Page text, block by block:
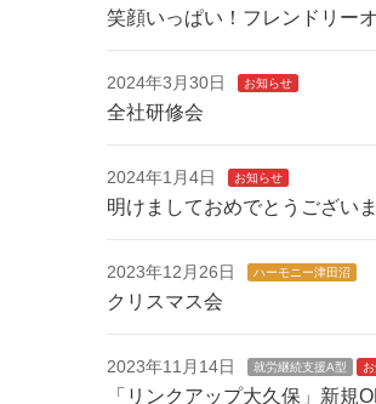
笑顔いっぱい！フレンドリー
2024年3月30日 お知らせ
全社研修会
2024年1月4日 お知らせ
明けましておめでとうござい
2023年12月26日 ハーモニー津田沼
クリスマス会
2023年11月14日 就労継続支援A型
「リンクアップ大久保」新規